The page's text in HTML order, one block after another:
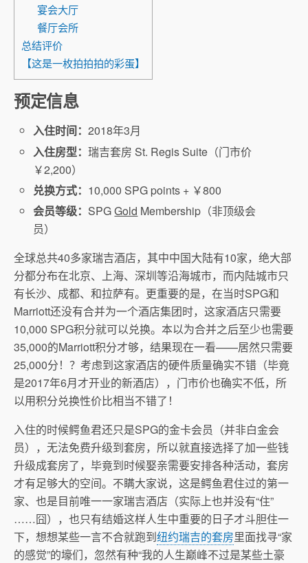
宴会大厅
餐厅会所
总结评价
【这是一枚拍拍拍的彩蛋】
预定信息
入住时间：2018年3月
入住房型：瑞吉套房 St. Regis Suite（门市价
￥2,200）
兑换方式： 10,000 SPG points + ￥800
会员等级： SPGGold Membership（非顶级会
员）
全球总共40多家瑞吉酒店，其中中国大陆有10家，绝大部
分都分布在北京、上海、深圳等沿海城市，而内陆城市只
有长沙、成都、和拉萨有。更重要的是，在当时SPG和
Marriott还没有合并为一个酒店集团时，这家酒店只需要
10,000 SPG积分就可以兑换。本以为合并之后至少也需要
35,000的Marriott积分才够，结果现在一看——居然只需要
25,000分！？考虑到这家酒店的硬件质量确实不错（毕竟
是2017年6月才开业的新酒店），门市价也确实不低，所
以用积分兑换性价比相当不错了！
入住的时候鳄鱼君还只是SPG的金卡会员（并非白金会
员），无法免费升级到套房，所以就直接选择了加一些钱
升级成套房了，毕竟到时候娶亲需要安排各种活动，套房
才有足够大的空间。不瞒大家说，这是鳄鱼君住过的第一
家、也是目前唯一一家瑞吉酒店（实际上也并没有“住”
……囧），也只有结婚这样人生中重要的日子才斗胆住一
下，想想某些一言不合就跑到纽约瑞吉的套房里面找寻“家
的感觉”的壕们，忽然有种“我的人生巅峰不过是某些土豪